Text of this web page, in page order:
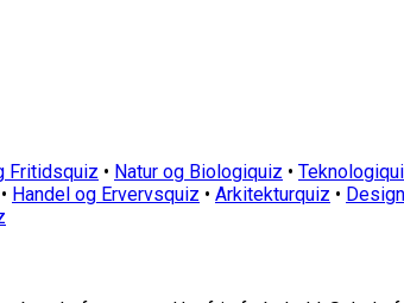
Fritidsquiz • Natur og Biologiquiz •
• Handel og Ervervsquiz • Arkitekturquiz •